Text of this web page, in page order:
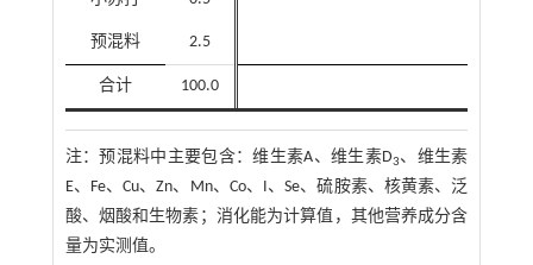
合计 100.0
预混料 2.5
注：预混料中主要包含：维生素A、维生素D3、维生素
E、Fe、Cu、Zn、Mn、Co、I、Se、硫胺素、核黄素、泛
酸、烟酸和生物素；消化能为计算值，其他营养成分含
量为实测值。